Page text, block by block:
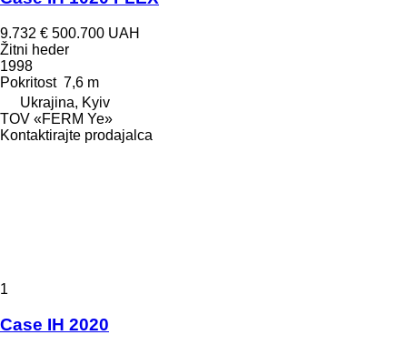
9.732 € 500.700 UAH
Žitni heder
1998
Pokritost 7,6 m
Ukrajina, Kyiv
TOV «FERM Ye»
Kontaktirajte prodajalca
1
Case IH 2020